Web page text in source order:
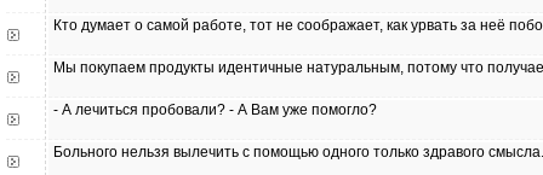
Кто думает о самой работе, тот не соображает, как урвать за неё
Мы покупаем продукты идентичные натуральным, потому что
- А лечиться пробовали? - А Вам уже помогло?
Больного нельзя вылечить с помощью одного только здравого